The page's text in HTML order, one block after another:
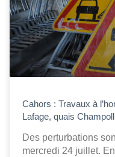
Cahors : Travaux à
Lafage, quais
Des perturbations
mercredi 24 juillet.